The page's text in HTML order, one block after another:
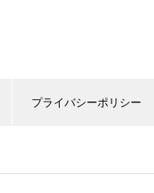
プライバシーポリシー